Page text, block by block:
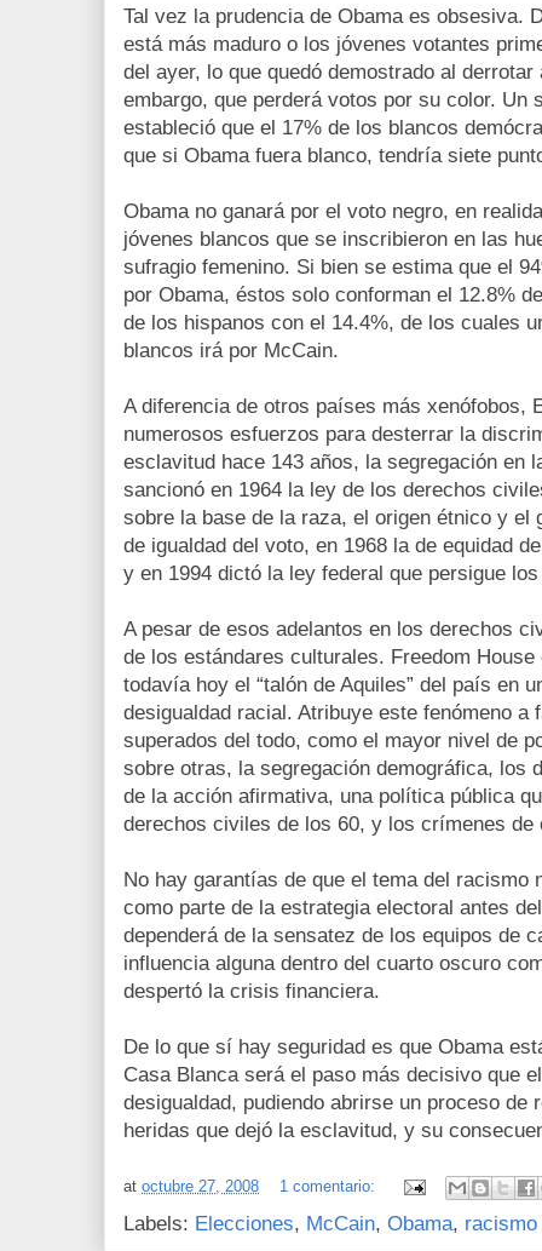
Tal vez la prudencia de Obama es obsesiva.
está más maduro o los jóvenes votantes
del ayer, lo que quedó demostrado al
embargo, que perderá votos por su color. Un
estableció que el 17% de los blancos
que si Obama fuera blanco, tendría siete
Obama no ganará por el voto negro, en
jóvenes blancos que se inscribieron en las
sufragio femenino. Si bien se estima que el
por Obama, éstos solo conforman el 12.8%
de los hispanos con el 14.4%, de los cuales
blancos irá por McCain.
A diferencia de otros países más xenófobos,
numerosos esfuerzos para desterrar la
esclavitud hace 143 años, la segregación en
sancionó en 1964 la ley de los derechos
sobre la base de la raza, el origen étnico y el
de igualdad del voto, en 1968 la de equidad
y en 1994 dictó la ley federal que persigue
A pesar de esos adelantos en los derechos
de los estándares culturales. Freedom
todavía hoy el “talón de Aquiles” del país en
desigualdad racial. Atribuye este fenómeno a
superados del todo, como el mayor nivel de
sobre otras, la segregación demográfica, los
de la acción afirmativa, una política pública
derechos civiles de los 60, y los crímenes de
No hay garantías de que el tema del racismo
como parte de la estrategia electoral antes
dependerá de la sensatez de los equipos de
influencia alguna dentro del cuarto oscuro
despertó la crisis financiera.
De lo que sí hay seguridad es que Obama
Casa Blanca será el paso más decisivo que
desigualdad, pudiendo abrirse un proceso de
heridas que dejó la esclavitud, y su
at octubre 27, 2008 1 comentario:
Labels: Elecciones, McCain, Obama, racismo